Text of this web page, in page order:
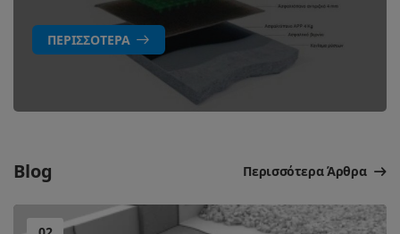
ΠΕΡΙΣΣΌΤΕΡΑ
Blog Περισσότερα Άρθρα